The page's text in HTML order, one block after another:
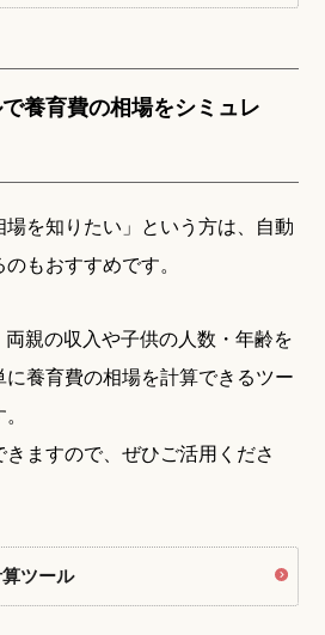
養育費の相場をシミュレ
場を知りたい」という方は、自動
もおすすめです。
親の収入や子供の人数・年齢を
養育費の相場を計算できるツー
ますので、ぜひご活用くださ
ツール